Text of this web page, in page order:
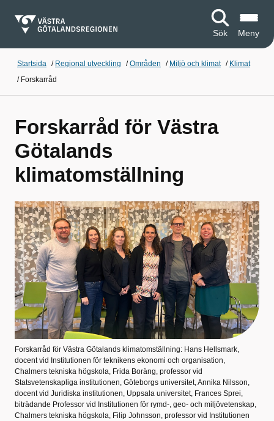
Sök Meny
Startsida / Regional utveckling /Områden / Miljö och klimat / Klimat
/ Forskarråd
Forskarråd för Västra
Götalands
klimatomställning
Forskarråd för Västra Götalands klimatomställning: Hans Hellsmark,
docent vid Institutionen för teknikens ekonomi och organisation,
Chalmers tekniska högskola, Frida Boräng, professor vid
Statsvetenskapliga institutionen, Göteborgs universitet, Annika Nilsson,
docent vid Juridiska institutionen, Uppsala universitet, Frances Sprei,
biträdande Professor vid Institutionen för rymd-, geo- och miljövetenskap,
Chalmers tekniska högskola, Filip Johnsson, professor vid Institutionen